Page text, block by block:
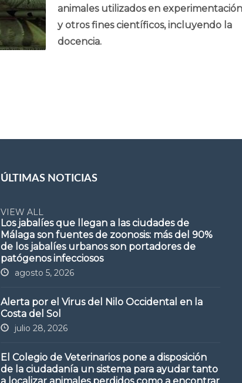
animales utilizados en experimentación
y otros fines científicos, incluyendo la
docencia.
ÚLTIMAS NOTICIAS
VIEW ALL
Los jabalíes que llegan a las ciudades de
Málaga son fuentes de zoonosis: más del 90%
de los jabalíes urbanos son portadores de
patógenos infecciosos
agosto 5, 2026
Alerta por el Virus del Nilo Occidental en la
Costa del Sol
julio 28, 2026
El Colegio de Veterinarios pone a disposición
de la ciudadanía un sistema para ayudar tanto